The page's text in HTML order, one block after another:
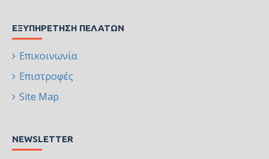
ΕΞΥΠΗΡΈΤΗΣΗ ΠΕΛΑΤΏΝ
Επικοινωνία
Επιστροφές
Site Map
NEWSLETTER